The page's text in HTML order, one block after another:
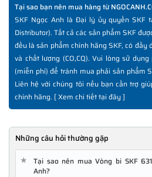
Tại sao bạn nên mua hàng từ
SKF Ngọc Anh là Đại lý ủy quyền SKF
Distributor). Tất cả các sản phẩm SKF
đều là sản phẩm chính hãng SKF, có
và chất lượng (CO,CQ). Vui lòng sử
(miễn phí) để tránh mua phải sản phẩm
Liên hệ với chúng tôi nếu bạn cần trợ
chính hãng. [Xem chi tiết tại đây]
Những câu hỏi thường gặp
★
Tại sao nên mua Vòng bi SKF
Anh?